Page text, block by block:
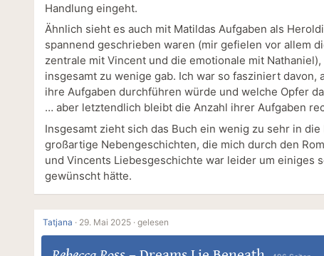
Handlung eingeht.
Ähnlich sieht es auch mit Matildas Aufgaben als
spannend geschrieben waren (mir gefielen vor allem
zentrale mit Vincent und die emotionale mit
insgesamt zu wenige gab. Ich war so fasziniert davon,
ihre Aufgaben durchführen würde und welche Opfer
… aber letztendlich bleibt die Anzahl ihrer Aufgaben
Insgesamt zieht sich das Buch ein wenig zu sehr in die
großartige Nebengeschichten, die mich durch den
und Vincents Liebesgeschichte war leider um einiges
gewünscht hätte.
Tatjana · 29. Mai 2025 · gelesen